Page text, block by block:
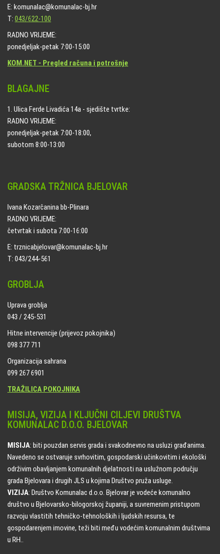
E: komunalac@komunalac-bj.hr
T: 043/622-100
RADNO VRIJEME:
ponedjeljak-petak 7:00-15:00
KOM.NET - Pregled računa i potrošnje
BLAGAJNE
1. Ulica Ferde Livadića 14a - sjedište tvrtke:
RADNO VRIJEME:
ponedjeljak-petak 7:00-18:00,
subotom 8:00-13:00
GRADSKA TRŽNICA BJELOVAR
Ivana Kozarčanina bb-Plinara
RADNO VRIJEME:
četvrtak i subota 7:00-16:00
E: trznicabjelovar@komunalac-bj.hr
T: 043/244-561
GROBLJA
Uprava groblja
043 / 245-531
Hitne intervencije (prijevoz pokojnika)
098 377 711
Organizacija sahrana
099 267 6901
TRAŽILICA POKOJNIKA
MISIJA, VIZIJA I KLJUČNI CILJEVI DRUŠTVA
KOMUNALAC D.O.O. BJELOVAR
MISIJA: biti pouzdan servis grada i svakodnevno na usluzi građanima.
Navedeno se ostvaruje svrhovitim, gospodarski učinkovitim i ekološki
održivim obavljanjem komunalnih djelatnosti na uslužnom području
grada Bjelovara i drugih JLS u kojima Društvo pruža usluge.
VIZIJA: Društvo Komunalac d.o.o. Bjelovar je vodeće komunalno
društvo u Bjelovarsko-bilogorskoj županiji, a suvremenim pristupom
razvoju vlastitih tehničko-tehnoloških i ljudskih resursa, te
gospodarenjem imovine, teži biti među vodećim komunalnim društvima
u RH..